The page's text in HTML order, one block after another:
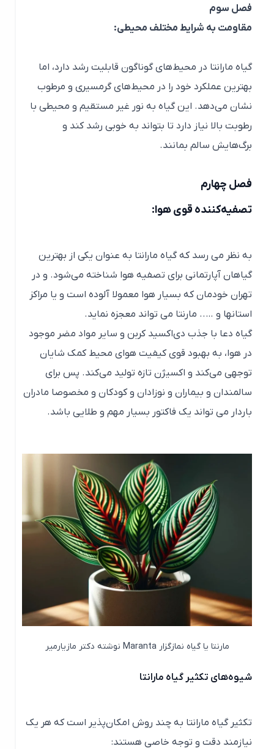
فصل سوم
مقاومت به شرایط مختلف محیطی:
گیاه مارانتا در محیط‌های گوناگون قابلیت رشد دارد، اما
بهترین عملکرد خود را در محیط‌های گرمسیری و مرطوب
نشان می‌دهد. این گیاه به نور غیر مستقیم و محیطی با
رطوبت بالا نیاز دارد تا بتواند به خوبی رشد کند و
برگ‌هایش سالم بمانند.
فصل چهارم
تصفیه‌کننده قوی هوا:
به نظر می رسد که گیاه مارانتا به عنوان یکی از بهترین
گیاهان آپارتمانی برای تصفیه هوا شناخته می‌شود. و در
تهران خودمان که بسیار هوا معمولا آلوده است و یا مراکز
استانها و ….. مارنتا می تواند معجزه نماید.
گیاه دعا با جذب دی‌اکسید کربن و سایر مواد مضر موجود
در هوا، به بهبود قوی کیفیت هوای محیط کمک شایان
توجهی می‌کند و اکسیژن تازه تولید می‌کند. پس برای
سالمندان و بیماران و نوزادان و کودکان و مخصوصا مادران
باردار می تواند یک فاکتور بسیار مهم و طلایی باشد.
مارنتا یا گیاه نمازگزار Maranta نوشته دکتر مازیارمیر
شیوه‌های تکثیر گیاه مارانتا
تکثیر گیاه مارانتا به چند روش امکان‌پذیر است که هر یک
نیازمند دقت و توجه خاصی هستند: